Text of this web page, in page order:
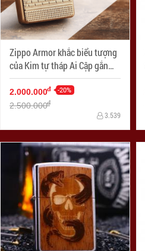
Zippo Armor khắc biểu tượng
của Kim tự tháp Ai Cập gắn
Viên pha lê Swarovski
2.000.000đ -20%
2.500.000đ
3.539